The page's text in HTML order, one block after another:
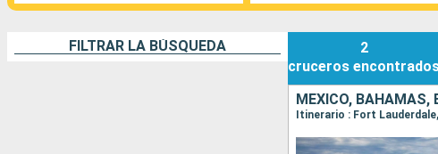
FILTRAR LA BÚSQUEDA
2
cruceros
MÉXICO, BAHAMAS,
Itinerario : Fort